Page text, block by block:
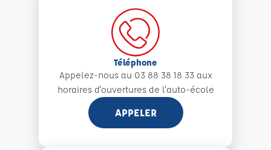
Téléphone
Appelez-nous au 03 88 38 18 33 aux
horaires d'ouvertures de l'auto-école
APPELER